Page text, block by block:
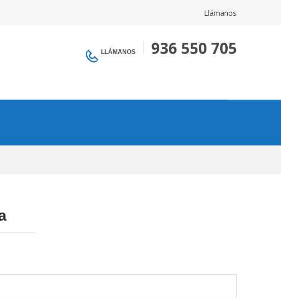
Llámanos
LLÁMANOS 936 550 705